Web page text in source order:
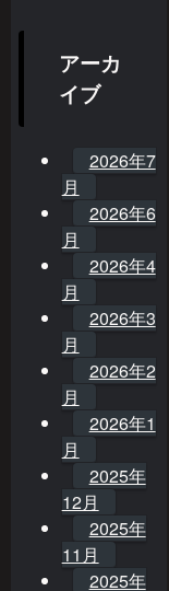
アーカ
イブ
2026年7
月
2026年6
月
2026年4
月
2026年3
月
2026年2
月
2026年1
月
2025年
12月
2025年
11月
2025年